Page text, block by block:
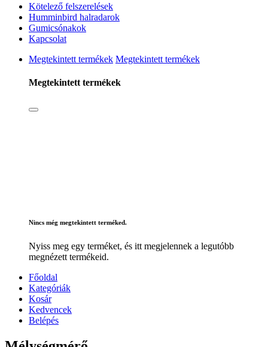
Kötelező felszerelések
Humminbird halradarok
Gumicsónakok
Kapcsolat
Megtekintett termékek Megtekintett termékek
Megtekintett termékek
Nincs még megtekintett terméked.
Nyiss meg egy terméket, és itt megjelennek a legutóbb
megnézett termékeid.
Főoldal
Kategóriák
Kosár
Kedvencek
Belépés